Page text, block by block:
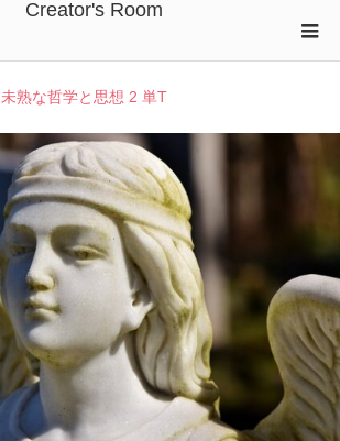
Creator's Room
未熟な哲学と思想 2 単T